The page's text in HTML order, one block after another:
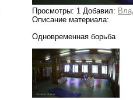
Просмотры: 1 Добавил:
Описание материала:
Одновременная борьба